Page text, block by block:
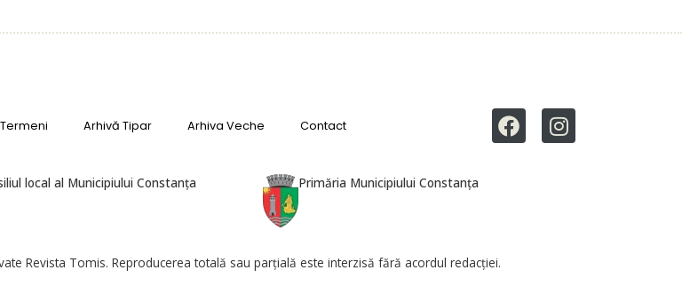
Termeni Arhivă Tipar Arhiva Veche Contact
local al Municipiului Constanța Primăria Municipiului Constanța
Revista Tomis. Reproducerea totală sau parțială este interzisă fără acordul redacției.